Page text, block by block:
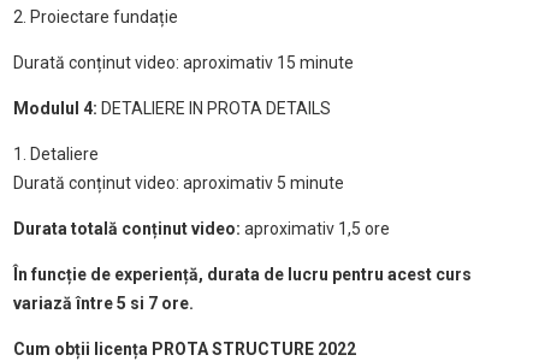
2. Proiectare fundație
Durată conținut video: aproximativ 15 minute
Modulul 4: DETALIERE IN PROTA DETAILS
1. Detaliere
Durată conținut video: aproximativ 5 minute
Durata totală conținut video: aproximativ 1,5 ore
În funcție de experiență, durata de lucru pentru acest curs
variază între 5 si 7 ore.
Cum obții licența PROTA STRUCTURE 2022